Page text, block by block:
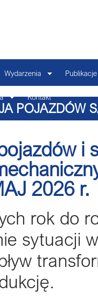
Wydarzenia Publikacje
Kontakt
POJAZDÓW
i
2026 r.
rok do
sytuacji